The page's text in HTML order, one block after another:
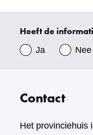
Uw
gegevens
Heeft de
Ja Nee
Contact
Het provinciehuis